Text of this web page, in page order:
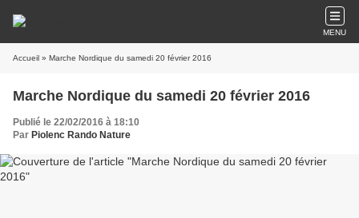
MENU
Accueil » Marche Nordique du samedi 20 février 2016
Marche Nordique du samedi 20 février 2016
Publié le 22/02/2016 à 18:10
Par Piolenc Rando Nature